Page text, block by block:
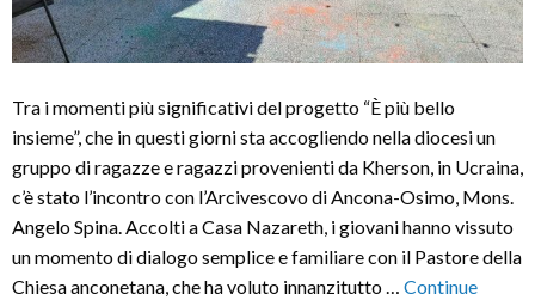
Tra i momenti più significativi del progetto “È più bello
insieme”, che in questi giorni sta accogliendo nella diocesi un
gruppo di ragazze e ragazzi provenienti da Kherson, in Ucraina,
c’è stato l’incontro con l’Arcivescovo di Ancona-Osimo, Mons.
Angelo Spina. Accolti a Casa Nazareth, i giovani hanno vissuto
un momento di dialogo semplice e familiare con il Pastore della
Chiesa anconetana, che ha voluto innanzitutto … Continue